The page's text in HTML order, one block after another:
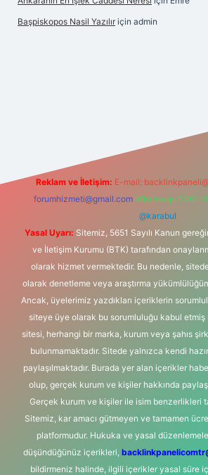
Başpiskopos Nasil Yazılır için admin
Reklam ve İletişim: E-mail:
forumhizmeti@gmail.com Whatsapp: 0262
@karabul
Yasal Uyarı: Sitemiz, 5651 Sayılı Kanun
ve İletişim Kurumu (BTK) tarafından
olarak hizmet vermektedir. Bu nedenle,
olarak denetleme veya araştırma
Ancak, üyelerimiz yazdıkları içeriklerin
siteye üye olarak bu sorumluluğu kabul etmiş
sitesi, herhangi bir marka, kurum veya şahıs
bulunmamaktadır. Sitede yalnızca kendi
paylaşılmaktadır. Burada yer alan içerikler
olup, gerçek kurum ve kişiler hakkında
Gerçek kurum ve kişiler ile isim benzerlikleri
Sitemiz, kar amacı gütmeyen ve tamamen
platformudur. Hukuka ve yasal
düşündüğünüz içerikleri,
bildirmeniz halinde, ilgili içerikler yasal süre